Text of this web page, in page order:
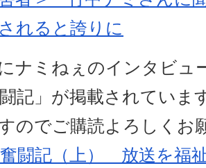
れると誇りに
ナミねぇのインタビュ
記」が掲載されていま
のでご購読よろしくお
闘記（上） 放送を福